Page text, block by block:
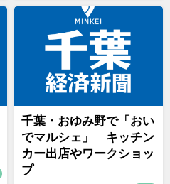
千葉・おゆみ野で「おい
でマルシェ」 キッチン
カー出店やワークショッ
プ